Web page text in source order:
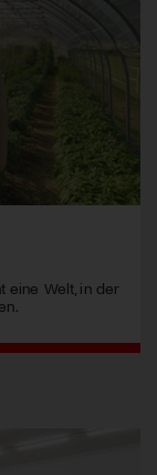
eine Welt, in der